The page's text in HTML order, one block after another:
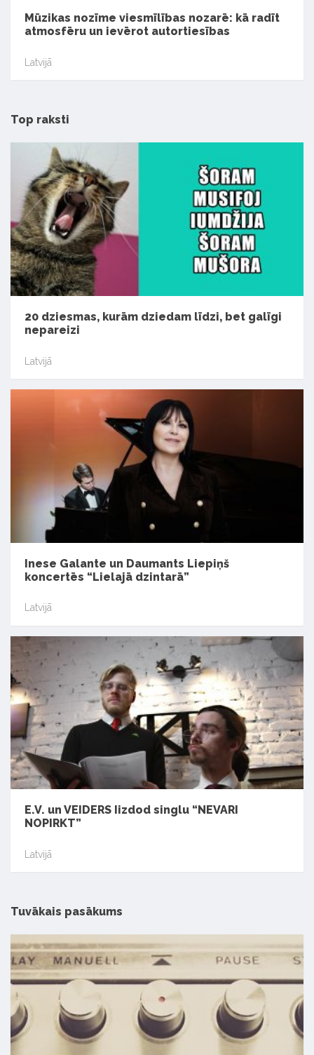
Mūzikas nozīme viesmīlības nozarē: kā radīt
atmosfēru un ievērot autortiesības
Latvijā
Top raksti
20 dziesmas, kurām dziedam līdzi, bet galīgi
nepareizi
Latvijā
Inese Galante un Daumants Liepiņš
koncertēs “Lielajā dzintarā”
Latvijā
E.V. un VEIDERS Iizdod singlu “NEVARI
NOPIRKT”
Latvijā
Tuvākais pasākums